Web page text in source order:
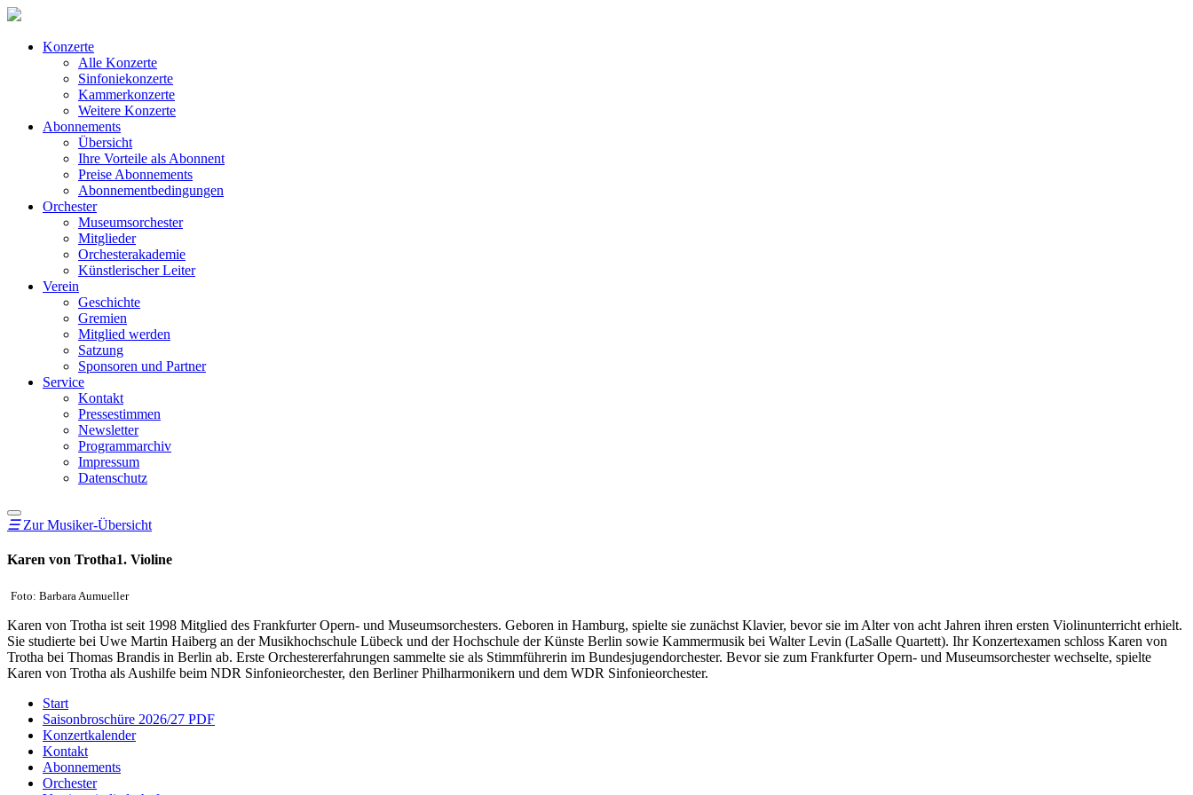
Konzerte
Alle Konzerte
Sinfoniekonzerte
Kammerkonzerte
Weitere Konzerte
Abonnements
Übersicht
Ihre Vorteile als Abonnent
Preise Abonnements
Abonnementbedingungen
Orchester
Museumsorchester
Mitglieder
Orchesterakademie
Künstlerischer Leiter
Verein
Geschichte
Gremien
Mitglied werden
Satzung
Sponsoren und Partner
Service
Kontakt
Pressestimmen
Newsletter
Programmarchiv
Impressum
Datenschutz
☰Zur Musiker-Übersicht
Karen von Trotha1. Violine
Foto: Barbara Aumueller
Karen von Trotha ist seit 1998 Mitglied des Frankfurter Opern- und Museumsorchesters. Geboren in Hamburg, spielte sie zunächst Klavier, bevor sie im Alter von acht Jahren ihren ersten Violinunterricht erhielt.
Sie studierte bei Uwe Martin Haiberg an der Musikhochschule Lübeck und der Hochschule der Künste Berlin sowie Kammermusik bei Walter Levin (LaSalle Quartett). Ihr Konzertexamen schloss Karen von
Trotha bei Thomas Brandis in Berlin ab. Erste Orchestererfahrungen sammelte sie als Stimmführerin im Bundesjugendorchester. Bevor sie zum Frankfurter Opern- und Museumsorchester wechselte, spielte
Karen von Trotha als Aushilfe beim NDR Sinfonieorchester, den Berliner Philharmonikern und dem WDR Sinfonieorchester.
Start
Saisonbroschüre 2026/27 PDF
Konzertkalender
Kontakt
Abonnements
Orchester